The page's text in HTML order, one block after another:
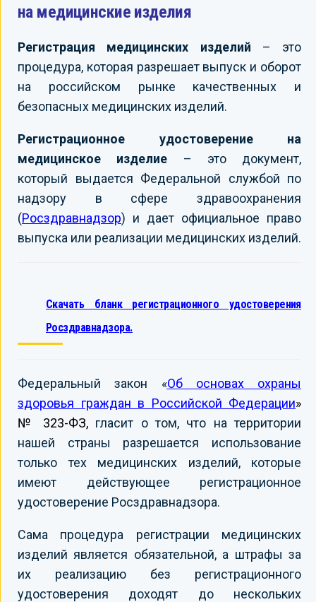
на медицинские изделия
Регистрация медицинских изделий – это
процедура, которая разрешает выпуск и оборот
на российском рынке качественных и
безопасных медицинских изделий.
Регистрационное удостоверение на
медицинское изделие – это документ,
который выдается Федеральной службой по
надзору в сфере здравоохранения
(Росздравнадзор) и дает официальное право
выпуска или реализации медицинских изделий.
Скачать бланк регистрационного удостоверения
Росздравнадзора.
Федеральный закон «Об основах охраны
здоровья граждан в Российской Федерации»
№ 323-ФЗ, гласит о том, что на территории
нашей страны разрешается использование
только тех медицинских изделий, которые
имеют действующее регистрационное
удостоверение Росздравнадзора.
Сама процедура регистрации медицинских
изделий является обязательной, а штрафы за
их реализацию без регистрационного
удостоверения доходят до нескольких